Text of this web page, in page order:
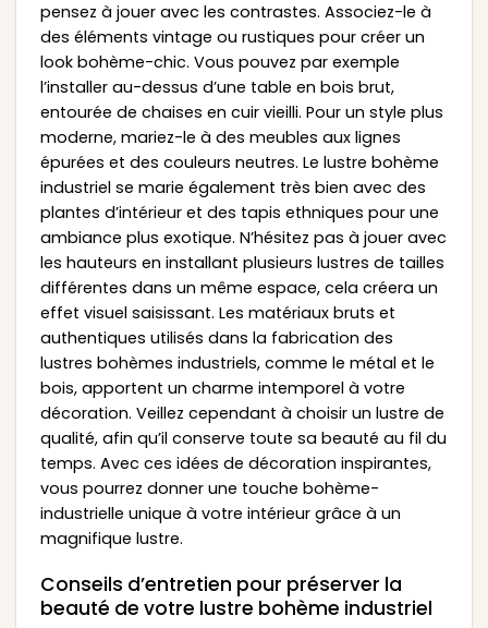
pensez à jouer avec les contrastes. Associez-le à
des éléments vintage ou rustiques pour créer un
look bohème-chic. Vous pouvez par exemple
l’installer au-dessus d’une table en bois brut,
entourée de chaises en cuir vieilli. Pour un style plus
moderne, mariez-le à des meubles aux lignes
épurées et des couleurs neutres. Le lustre bohème
industriel se marie également très bien avec des
plantes d’intérieur et des tapis ethniques pour une
ambiance plus exotique. N’hésitez pas à jouer avec
les hauteurs en installant plusieurs lustres de tailles
différentes dans un même espace, cela créera un
effet visuel saisissant. Les matériaux bruts et
authentiques utilisés dans la fabrication des
lustres bohèmes industriels, comme le métal et le
bois, apportent un charme intemporel à votre
décoration. Veillez cependant à choisir un lustre de
qualité, afin qu’il conserve toute sa beauté au fil du
temps. Avec ces idées de décoration inspirantes,
vous pourrez donner une touche bohème-
industrielle unique à votre intérieur grâce à un
magnifique lustre.
Conseils d’entretien pour préserver la
beauté de votre lustre bohème industriel